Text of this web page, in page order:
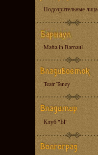
Подозрительные лица
Mafia in Barnaul
Teatr Teney
Клуб "Ы"